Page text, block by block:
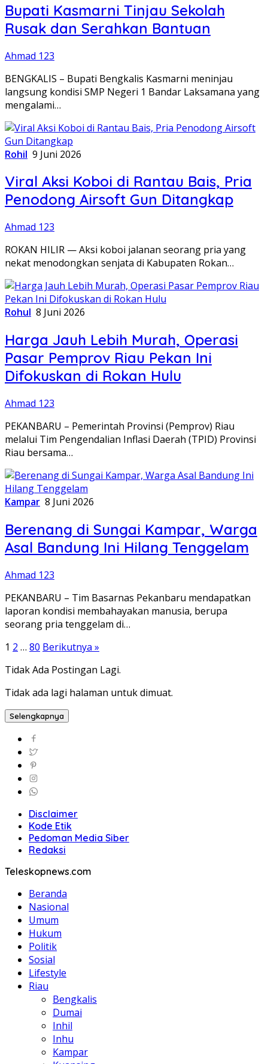
Bupati Kasmarni Tinjau Sekolah
Rusak dan Serahkan Bantuan
Ahmad 123
BENGKALIS – Bupati Bengkalis Kasmarni meninjau
langsung kondisi SMP Negeri 1 Bandar Laksamana yang
mengalami…
Rohil 9 Juni 2026
Viral Aksi Koboi di Rantau Bais, Pria
Penodong Airsoft Gun Ditangkap
Ahmad 123
ROKAN HILIR — Aksi koboi jalanan seorang pria yang
nekat menodongkan senjata di Kabupaten Rokan…
Rohul 8 Juni 2026
Harga Jauh Lebih Murah, Operasi
Pasar Pemprov Riau Pekan Ini
Difokuskan di Rokan Hulu
Ahmad 123
PEKANBARU – Pemerintah Provinsi (Pemprov) Riau
melalui Tim Pengendalian Inflasi Daerah (TPID) Provinsi
Riau bersama…
Kampar 8 Juni 2026
Berenang di Sungai Kampar, Warga
Asal Bandung Ini Hilang Tenggelam
Ahmad 123
PEKANBARU – Tim Basarnas Pekanbaru mendapatkan
laporan kondisi membahayakan manusia, berupa
seorang pria tenggelam di…
Paginasi
pos
1 2 … 80 Berikutnya »
Tidak Ada Postingan Lagi.
Tidak ada lagi halaman untuk dimuat.
Selengkapnya
Disclaimer
Kode Etik
Pedoman Media Siber
Redaksi
Teleskopnews.com
Beranda
Nasional
Umum
Hukum
Politik
Sosial
Lifestyle
Riau
Bengkalis
Dumai
Inhil
Inhu
Kampar